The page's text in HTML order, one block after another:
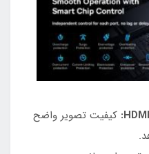
کیفیت تصویر واضح